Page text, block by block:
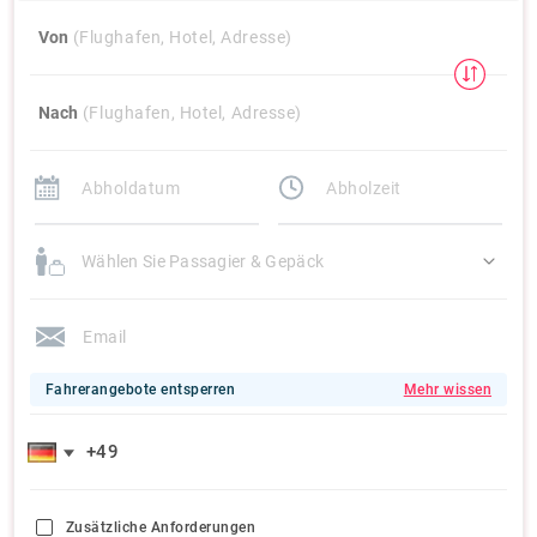
Von (Flughafen, Hotel, Adresse)
Nach (Flughafen, Hotel, Adresse)
Wählen Sie Passagier & Gepäck
Fahrerangebote entsperren Mehr wissen
Zusätzliche Anforderungen